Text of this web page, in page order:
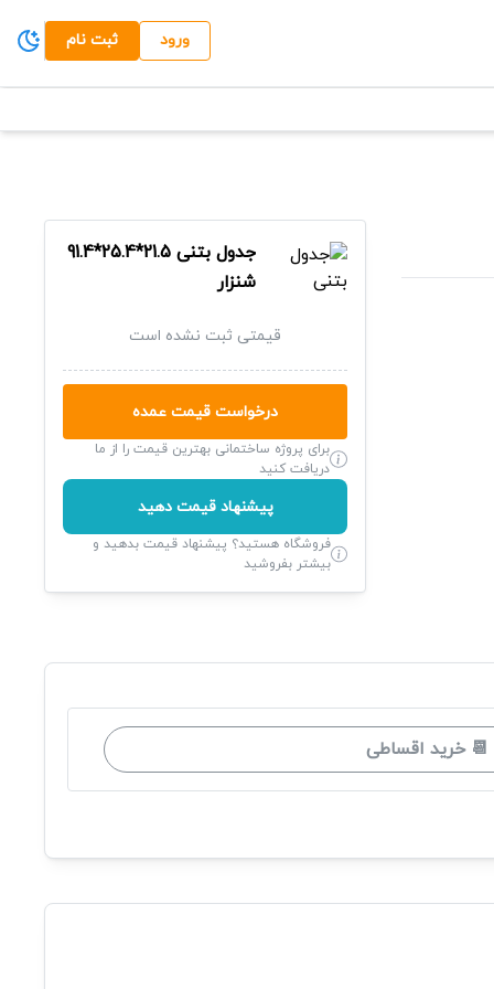
ورود ثبت نام
جدول بتنی 21.5*25.4*91.4
شنزار
قیمتی ثبت نشده است
درخواست قیمت عمده
برای پروژه ساختمانی بهترین قیمت را از ما
دریافت کنید
پیشنهاد قیمت دهید
فروشگاه هستید؟ پیشنهاد قیمت بدهید و
بیشتر بفروشید
📆 خرید اقساطی